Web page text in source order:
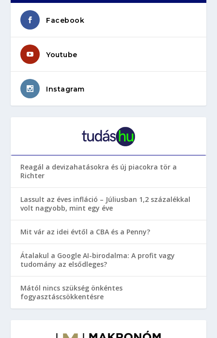
Facebook
Youtube
Instagram
Reagál a devizahatásokra és új piacokra tör a
Richter
Lassult az éves infláció – Júliusban 1,2 százalékkal
volt nagyobb, mint egy éve
Mit vár az idei évtől a CBA és a Penny?
Átalakul a Google AI-birodalma: A profit vagy
tudomány az elsődleges?
Mától nincs szükség önkéntes
fogyasztáscsökkentésre